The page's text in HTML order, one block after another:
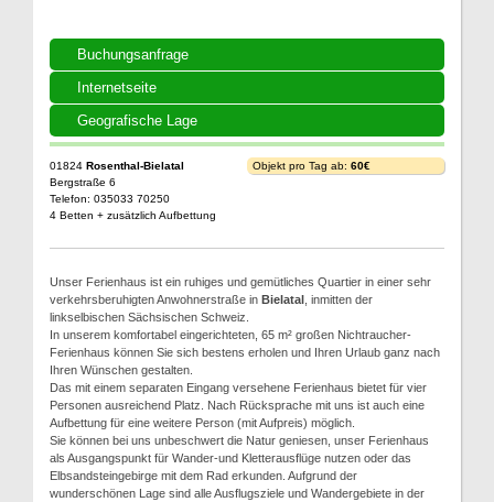
Buchungsanfrage
Internetseite
Geografische Lage
01824 Rosenthal-Bielatal
Bergstraße 6
Telefon: 035033 70250
4 Betten + zusätzlich Aufbettung
Objekt pro Tag ab: 60€
Unser Ferienhaus ist ein ruhiges und gemütliches Quartier in einer sehr
verkehrsberuhigten Anwohnerstraße in Bielatal , inmitten der
linkselbischen Sächsischen Schweiz.
In unserem komfortabel eingerichteten, 65 m² großen Nichtraucher-
Ferienhaus können Sie sich bestens erholen und Ihren Urlaub ganz nach
Ihren Wünschen gestalten.
Das mit einem separaten Eingang versehene Ferienhaus bietet für vier
Personen ausreichend Platz. Nach Rücksprache mit uns ist auch eine
Aufbettung für eine weitere Person (mit Aufpreis) möglich.
Sie können bei uns unbeschwert die Natur geniesen, unser Ferienhaus
als Ausgangspunkt für Wander-und Kletterausflüge nutzen oder das
Elbsandsteingebirge mit dem Rad erkunden. Aufgrund der
wunderschönen Lage sind alle Ausflugsziele und Wandergebiete in der